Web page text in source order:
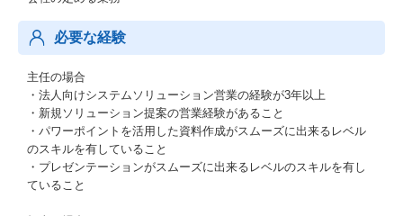
必要な経験
主任の場合
・法人向けシステムソリューション営業の経験が3年以上
・新規ソリューション提案の営業経験があること
・パワーポイントを活用した資料作成がスムーズに出来るレベル
のスキルを有していること
・プレゼンテーションがスムーズに出来るレベルのスキルを有し
ていること